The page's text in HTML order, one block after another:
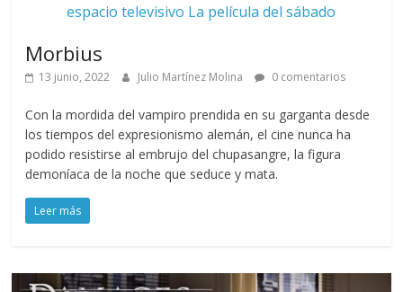
espacio televisivo La película del sábado
Morbius
13 junio, 2022 Julio Martínez Molina 0 comentarios
Con la mordida del vampiro prendida en su garganta desde
los tiempos del expresionismo alemán, el cine nunca ha
podido resistirse al embrujo del chupasangre, la figura
demoníaca de la noche que seduce y mata.
Leer más